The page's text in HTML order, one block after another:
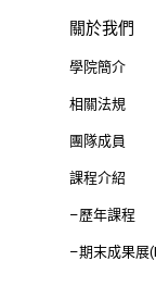
關於我們
學院簡介
相關法規
團隊成員
課程介紹
–歷年課程
–期末成果展